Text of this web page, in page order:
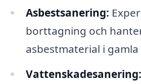
Asbestsanering:
borttagning och
asbestmaterial i
Vattenskadesanering: